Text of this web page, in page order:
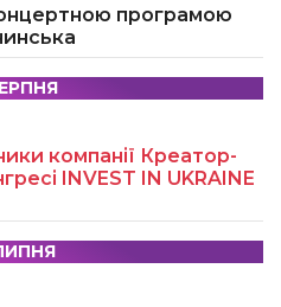
програмою
компанії Креатор-
INVEST IN UKRAINE